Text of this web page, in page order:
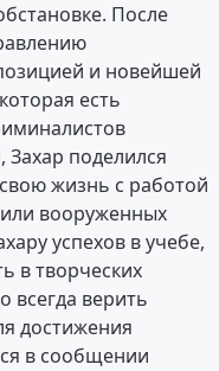
После
и новейшей
есть
Захар поделился
жизнь с работой
вооруженных
успехов в учебе,
в творческих
всегда верить
достижения
в сообщении